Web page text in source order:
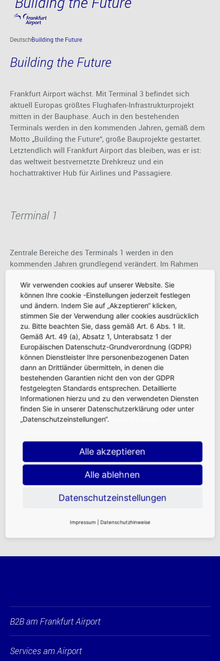
Hauptinhalt anspringen
DeutschBuilding the Future
Building the Future
Frankfurt Airport wächst. Mit Terminal 3 befindet sich
aktuell Europas größtes Flughafen-Infrastrukturprojekt
mitten in der Bauphase. Auch in den bestehenden
Terminals werden in den kommenden Jahren, gemäß dem
Motto „Building the Future“, große Bauprojekte gestartet.
Letztendlich will Frankfurt Airport das bleiben, was er ist:
das weltweit bestvernetzte Drehkreuz und ein
hochattraktiver Hub für Airlines und Passagiere.
Terminal 1
Zentrale Bereiche des Terminals 1 werden in den
kommenden Jahren grundlegend verändert. Im Rahmen
Check-in-Schalter und Sicherheitskontrollen und sorgen für
zügige Abläufe. Somit wird die Reise ab FRA noch
komfortabler und schneller.
Terminal 3
Bis zu 19 Millionen Fluggäste im Jahr - durch die
Inbetriebnahme von drei Flugsteigen (Pier G, H & J) mit ca.
33 Gates wird das möglich. Das Terminal ist ansprechend
für die Passagiere gestaltet und bietet eine Infrastruktur für
SkyLine den gesamten Standort und bringt Passagiere in
einer Fahrtzeit von 8 Minuten von Terminal 1 zu Terminal
Weitere Informationen
B2B am Frankfurt Airport
Services am Airport
Wir verwenden cookies auf unserer Website. Sie
können Ihre cookie -Einstellungen jederzeit festlegen
und ändern. Indem Sie auf „Akzeptieren“ klicken,
stimmen Sie der Verwendung aller cookies ausdrücklich
zu. Bitte beachten Sie, dass gemäß Art. 6 Abs. 1 lit.
Gemäß Art. 49 (a), Absatz 1, Unterabsatz 1 der
Europäischen Datenschutz-Grundverordnung (GDPR)
können Dienstleister Ihre personenbezogenen Daten
dann an Drittländer übermitteln, in denen die
bestehenden Garantien nicht den von der GDPR
festgelegten Standards entsprechen. Detaillierte
Informationen hierzu und zu den verwendeten Diensten
finden Sie in unserer Datenschutzerklärung oder unter
„Datenschutzeinstellungen“.
Alle akzeptieren
Alle ablehnen
Datenschutzeinstellungen
Impressum | Datenschutzhinweise